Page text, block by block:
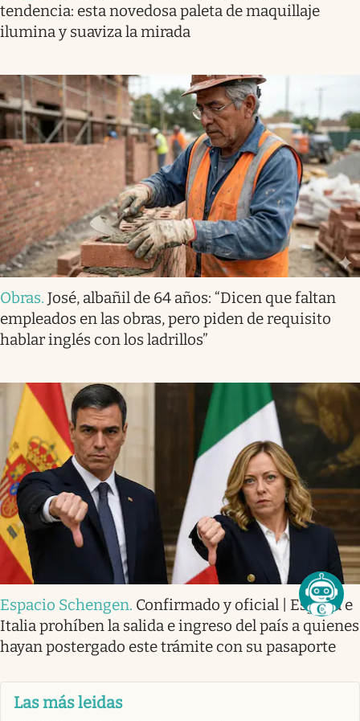
tendencia: esta novedosa paleta de maquillaje
ilumina y suaviza la mirada
Obras. José, albañil de 64 años: “Dicen que faltan
empleados en las obras, pero piden de requisito
hablar inglés con los ladrillos”
Espacio Schengen. Confirmado y oficial | España e
Italia prohíben la salida e ingreso del país a quienes
hayan postergado este trámite con su pasaporte
Las más leidas